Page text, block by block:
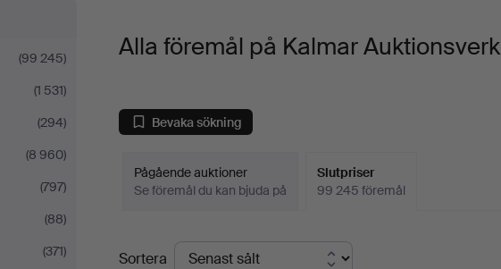
(99 245)
(1 531)
(294)
(8 960)
(797)
(88)
(371)
Alla föremål på Kalmar Auktionsverk
Bevaka sökning
Pågående auktioner
Se föremål du kan bjuda på
Slutpriser
99 245 föremål
Slutpriser
Sortera